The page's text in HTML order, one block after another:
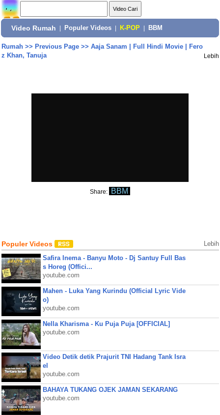
Video Rumah Populer Videos K-POP BBM
Rumah>> Previous Page>> Aaja Sanam | Full Hindi Movie | Fero
z Khan, Tanuja
Lebih
Share: BBM
Populer Videos Lebih
Safira Inema - Banyu Moto - Dj Santuy Full Bas
s Horeg (Offici...
youtube.com
Mahen - Luka Yang Kurindu (Official Lyric Vide
o)
youtube.com
Nella Kharisma - Ku Puja Puja [OFFICIAL]
youtube.com
Video Detik detik Prajurit TNI Hadang Tank Isra
el
youtube.com
BAHAYA TUKANG OJEK JAMAN SEKARANG
youtube.com